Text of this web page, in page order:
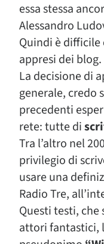
essa stessa
Alessandro
Quindi è difficile
appresi dei blog.
La decisione di
generale, credo
precedenti
rete: tutte di
Tra l’altro nel
privilegio di
usare una
Radio Tre,
Questi testi, che
attori fantastici,